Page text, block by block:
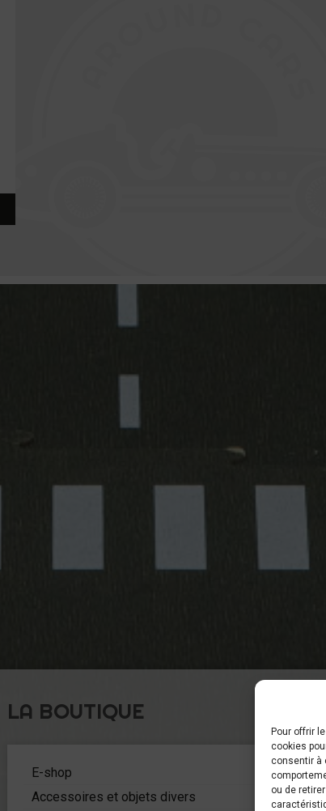
Pour offrir
cookies
consentir à
ou de
LA BOUTIQUE
E-shop
Accessoires et objets divers